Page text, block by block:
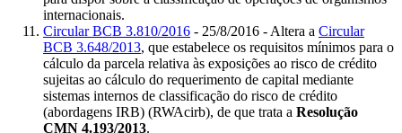
internacionais.
Circular BCB 3.810/2016 - 25/8/2016 - Altera a Circular
BCB 3.648/2013, que estabelece os requisitos mínimos para o
cálculo da parcela relativa às exposições ao risco de crédito
sujeitas ao cálculo do requerimento de capital mediante
sistemas internos de classificação do risco de crédito
(abordagens IRB) (RWAcirb), de que trata a Resolução
CMN 4.193/2013.